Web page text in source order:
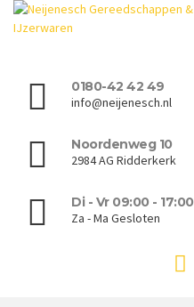
0180-42 42 49
info@neijenesch.nl
Noordenweg 10
2984 AG Ridderkerk
Di - Vr 09:00 - 17:00
Za - Ma Gesloten